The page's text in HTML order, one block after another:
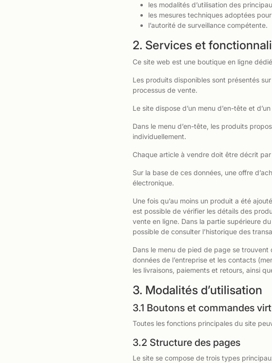
les modalités d’utilisation des
les mesures techniques adoptées
l’autorité de surveillance compétente.
2. Services et
Ce site web est une boutique en ligne
Les produits disponibles sont présentés
processus de vente.
Le site dispose d’un menu d’en-tête et
Dans le menu d’en-tête, les produits
individuellement.
Chaque article à vendre doit être décrit
Sur la base de ces données, une offre
électronique.
Une fois qu’au moins un produit a été
est possible de vérifier les détails des
vente en ligne. Dans la partie supérieure
possible de consulter l’historique des
Dans le menu de pied de page se
données de l’entreprise et les contacts
les livraisons, paiements et retours, ainsi
3. Modalités d’utilisation
3.1 Boutons et commandes
Toutes les fonctions principales du site
3.2 Structure des pages
Le site se compose de trois types